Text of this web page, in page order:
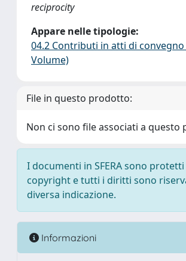
reciprocity
Appare nelle tipologie:
04.2 Contributi in atti di convegno
Volume)
File in questo prodotto:
Non ci sono file associati a questo
I documenti in SFERA sono protetti
copyright e tutti i diritti sono
diversa indicazione.
Informazioni